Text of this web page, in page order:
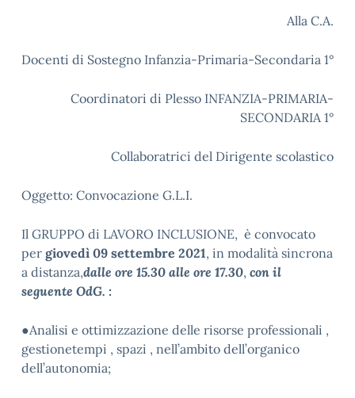
Alla C.A.
Docenti di Sostegno Infanzia-Primaria-Secondaria 1°
Coordinatori di Plesso INFANZIA-PRIMARIA-
SECONDARIA 1°
Collaboratrici del Dirigente scolastico
Oggetto: Convocazione G.L.I.
Il GRUPPO di LAVORO INCLUSIONE, è convocato
per giovedì 09 settembre 2021, in modalità sincrona
a distanza,dalle ore 15.30 alle ore 17.30, con il
seguente OdG. :
●Analisi e ottimizzazione delle risorse professionali ,
gestionetempi , spazi , nell’ambito dell’organico
dell’autonomia;